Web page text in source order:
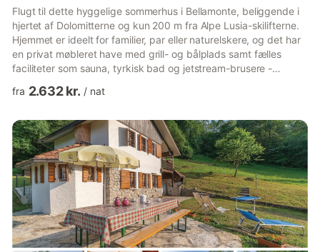
Flugt til dette hyggelige sommerhus i Bellamonte, beliggende i
hjertet af Dolomitterne og kun 200 m fra Alpe Lusia-skilifterne.
Hjemmet er ideelt for familier, par eller naturelskere, og det har
en privat møbleret have med grill- og bålplads samt fælles
faciliteter som sauna, tyrkisk bad og jetstream-brusere -
legeområdet på stedet, og det fuldt udstyrede køkken og den
vinteren kan du nyde at stå på ski lige ved dit dørtrin eller
udforske lanternebelyste stier med din hund...
fra 2.632 kr. / nat